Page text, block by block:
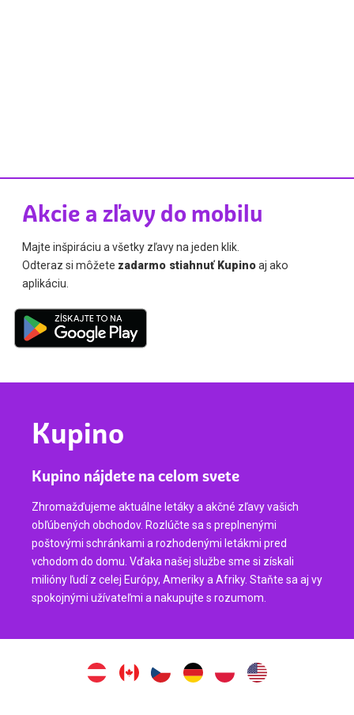
Akcie a zľavy do mobilu
Majte inšpiráciu a všetky zľavy na jeden klik.
Odteraz si môžete zadarmo stiahnuť Kupinoaj ako
aplikáciu.
Kupino
Kupino nájdete na celom svete
Zhromažďujeme aktuálne letáky a akčné zľavy vašich
obľúbených obchodov. Rozlúčte sa s preplnenými
poštovými schránkami a rozhodenými letákmi pred
vchodom do domu. Vďaka našej službe sme si získali
milióny ľudí z celej Európy, Ameriky a Afriky. Staňte sa aj vy
spokojnými užívateľmi a nakupujte s rozumom.